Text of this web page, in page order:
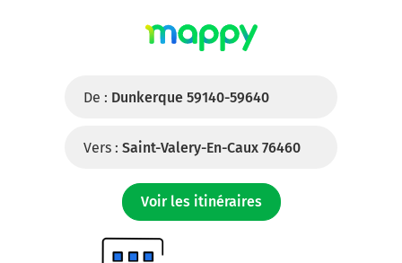
De : Dunkerque 59140-59640
Vers : Saint-Valery-En-Caux 76460
Voir les itinéraires